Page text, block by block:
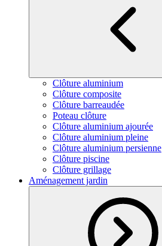
Clôture aluminium
Clôture composite
Clôture barreaudée
Poteau clôture
Clôture aluminium ajourée
Clôture aluminium pleine
Clôture aluminium persienne
Clôture piscine
Clôture grillage
Aménagement jardin